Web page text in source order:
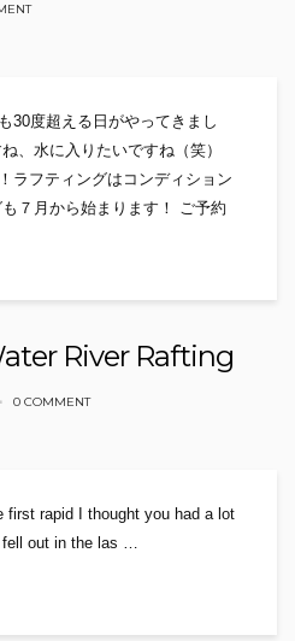
30度超える日がやってきまし
、水に入りたいですね（笑）
ラフティングはコンディション
７月から始まります！ ご予約
River Rafting
0 COMMENT
first rapid I thought you had a lot
fell out in the las …
River Rafting